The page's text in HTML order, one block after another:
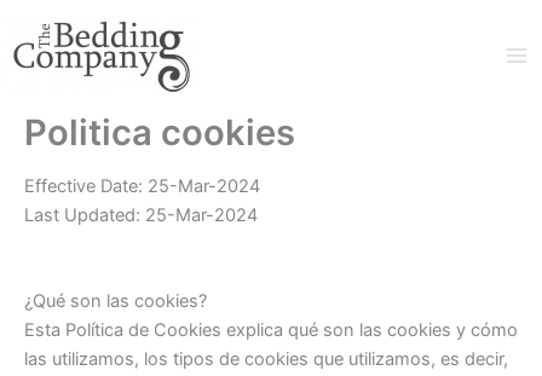
contenido
Politica cookies
Effective Date: 25-Mar-2024
Last Updated: 25-Mar-2024
¿Qué son las cookies?
Esta Política de Cookies explica qué son las cookies y cómo
las utilizamos, los tipos de cookies que utilizamos, es decir,